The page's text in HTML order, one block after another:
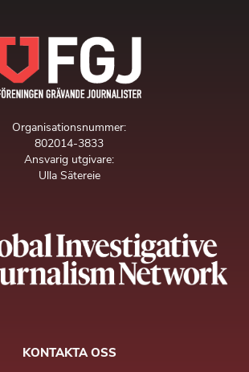
Organisationsnummer:
802014-3833
Ansvarig utgivare:
Ulla Sätereie
KONTAKTA OSS